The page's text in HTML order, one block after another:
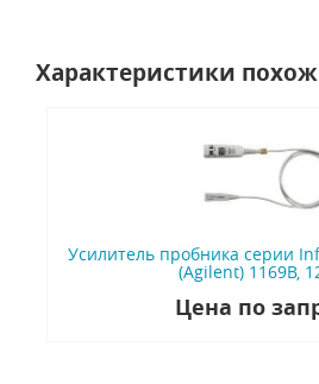
Характеристики
Усилитель пробника серии
(Agilent) 1169B,
Цена по